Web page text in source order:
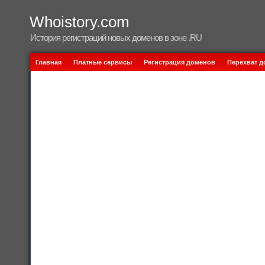
Whoistory.com
История регистраций новых доменов в зоне .RU
Главная Платные сервисы Регистрация доменов Перехват